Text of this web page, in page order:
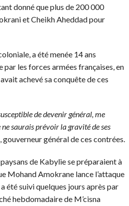
donné que plus de 200 000
et Cheikh Aheddad pour
a été menée 14 ans
par les forces armées françaises, en
achevé sa conquête de ces
de devenir général, me
saurais prévoir la gravité de ses
général de ces contrées.
de Kabylie se préparaient à
Mohand Amokrane lance l’attaque
été suivi quelques jours après par
hebdomadaire de M’cisna